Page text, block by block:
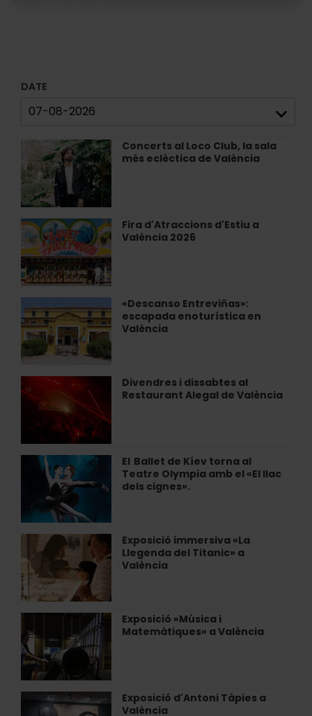
DATE
Concerts al Loco Club, la sala
més eclèctica de València
Concerts
Loco
Club,
la
sala
més
eclèctica
de
València
Fira d'Atraccions d'Estiu a
València 2026
Fira
d'Atraccions
d'Estiu
a
València
2026
«Descanso Entreviñas»:
escapada enoturística en
València
«Descanso
Entreviñas»:
escapada
enoturística
en
València
Divendres i dissabtes al
Restaurant Alegal de València
Divendres
dissabtes
Restaurant
Alegal
València
El Ballet de Kíev torna al
Teatre Olympia amb el «El llac
dels cignes».
Ballet
torna
al
Teatre
amb
el
llac
dels
cignes».
Exposició immersiva «La
Llegenda del Titanic» a
València
Exposició
immersiva
«La
Llegenda
del
Titanic»
València
Exposició «Música i
Matemàtiques» a València
Exposició
«Música
i
Matemàtiques»
a
València
Exposició d'Antoni Tàpies a
València
Exposició